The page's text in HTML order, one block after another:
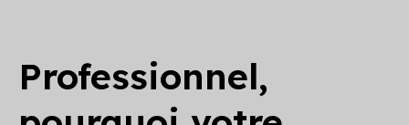
Professionnel,